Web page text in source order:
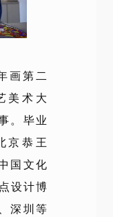
画第二
美术大
。毕业
京恭王
国文化
设计博
深圳等